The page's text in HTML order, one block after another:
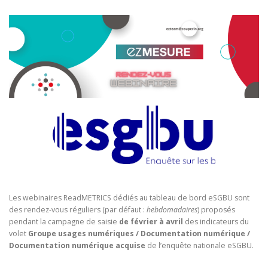
COM DOCUMENTATION
Les webinaires ReadMETRICS dédiés au tableau de bord eSGBU sont
des rendez-vous réguliers (par défaut : hebdomadaires) proposés
pendant la campagne de saisie de février à avril des indicateurs du
volet Groupe usages numériques / Documentation numérique /
Documentation numérique acquise de l’enquête nationale eSGBU.